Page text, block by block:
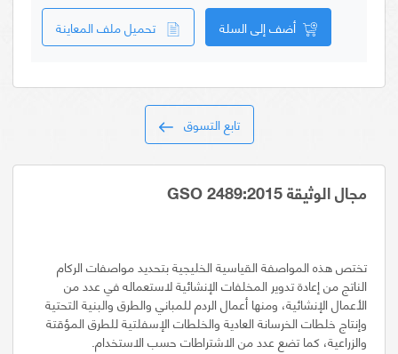
أضف إلى السلة تحميل ملف المعاينة
تابع التسوق
مجال الوثيقة GSO 2489:2015
تختص هذه المواصفة القياسية الخليجية بتحديد مواصفات الركام
الناتج من إعادة تدوير المخلفات الإنشائية لاستعماله في عدد من
الأعمال الإنشائية، ومنها أعمال الردم للمباني والطرق والبنية التحتية
وإنتاج خلطات الخرسانة العادية والخلطات الإسفلتية للطرق المؤقتة
والزراعية، كما تضع عدد من الاشتراطات حسب الاستخدام.